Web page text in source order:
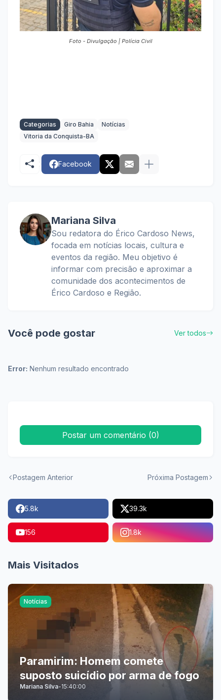
Foto - Divulgação | Polícia Civil
Categorias Giro Bahia
Notícias
Vitoria da Conquista-BA
Facebook
Mariana Silva
Sou redatora do Érico Cardoso News,
focada em notícias locais, cultura e
eventos da região. Meu objetivo é
informar com precisão e aproximar a
comunidade dos acontecimentos de
Érico Cardoso e Região.
Você pode gostar Ver todos
Error: Nenhum resultado encontrado
Postar um comentário (0)
Postagem Anterior Próxima Postagem
5.8k 39.3k
156 1.8k
Mais Visitados
Notícias
Paramirim: Homem comete
suposto suicídio por arma de fogo
Mariana Silva-15:40:00